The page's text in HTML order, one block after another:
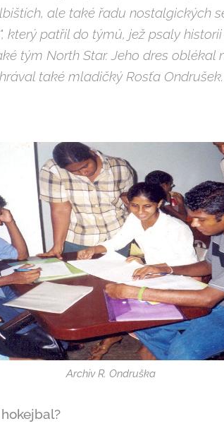
ale také řadu nostalgických
který patřil do týmů, jež psaly
tým North Star. Jeho dres oblékal
také mladičký Rosťa
Archiv R. Ondruška